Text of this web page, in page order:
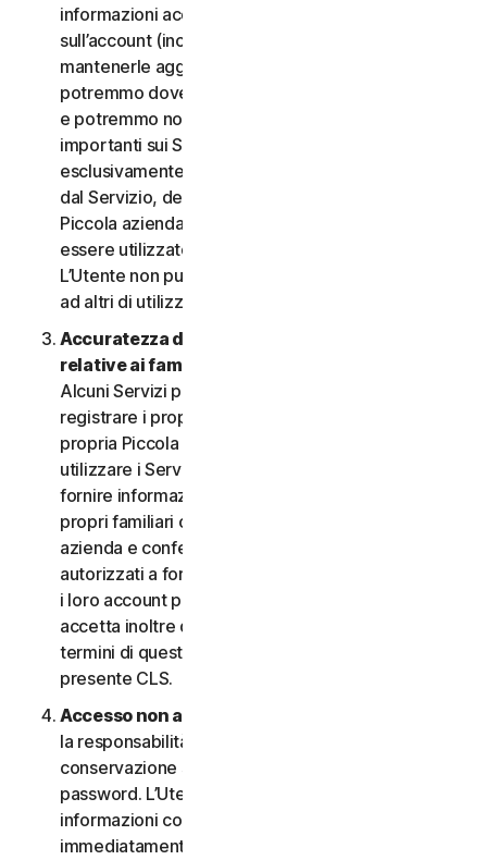
informazioni accurate, complete e aggiornate
sull’account (incluso un indirizzo e-mail valido) e
mantenerle aggiornate. In caso contrario,
potremmo dover sospendere o chiudere l’account
e potremmo non riuscire a inviare notifiche
importanti sui Servizi. L’account è personale ed
esclusivamente a uso dell’Utente (o, se consentito
dal Servizio, dei relativi familiari o della relativa
Piccola azienda) per gestire i Servizi, e non deve
essere utilizzato da terzi per alcuno scopo.
L’Utente non può vendere, trasferire o consentire
ad altri di utilizzare le credenziali dell’account.
Accuratezza delle informazioni (incluse quelle
relative ai familiari o alla Piccola azienda)
Alcuni Servizi potrebbero consentire all’Utente di
registrare i propri familiari, i dipendenti della
propria Piccola azienda o i propri dispositivi per
utilizzare i Servizi. In questo caso è necessario
fornire informazioni veritiere e accurate su di sé, i
propri familiari o i dipendenti della propria Piccola
azienda e confermare di essere debitamente
autorizzati a fornire tali informazioni e a monitorare
i loro account per loro conto. L’Utente
accetta inoltre di informare tali persone riguardo ai
termini di questo CLS e garantire la compliance al
presente CLS.
Accesso non autorizzato all’account
la responsabilità esclusiva di garantire la
conservazione sicura del proprio nome utente e
password. L’Utente non deve condividere queste
informazioni con altri e si impegna a riportare
immediatamente qualsiasi utilizzo non autorizzato.